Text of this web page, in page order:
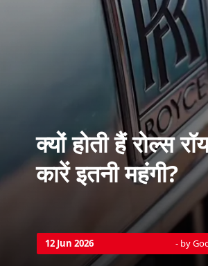
क्यों होती हैं रोल्स
कारें इतनी महंगी?
12 Jun 2026 - by